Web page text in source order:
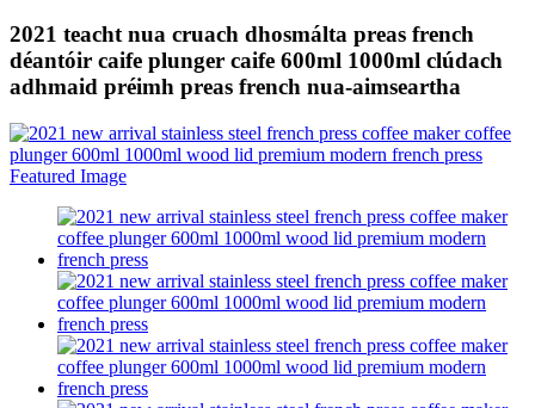
2021 teacht nua cruach dhosmálta preas french
déantóir caife plunger caife 600ml 1000ml clúdach
adhmaid préimh preas french nua-aimseartha